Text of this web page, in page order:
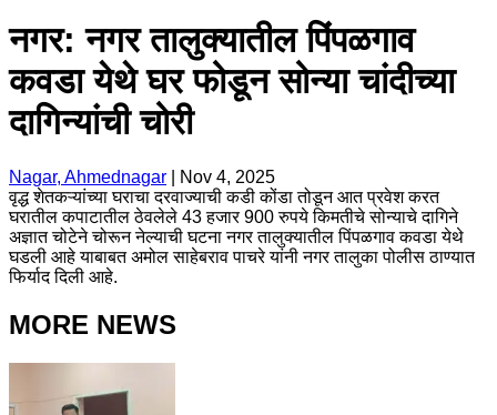
नगर: नगर तालुक्यातील पिंपळगाव
कवडा येथे घर फोडून सोन्या चांदीच्या
दागिन्यांची चोरी
Nagar, Ahmednagar
Nov 4, 2025
वृद्ध शेतकऱ्यांच्या घराचा दरवाज्याची कडी कोंडा तोडून आत प्रवेश करत
घरातील कपाटातील ठेवलेले 43 हजार 900 रुपये किमतीचे सोन्याचे दागिने
अज्ञात चोटेने चोरून नेल्याची घटना नगर तालुक्यातील पिंपळगाव कवडा येथे
घडली आहे याबाबत अमोल साहेबराव पाचरे यांनी नगर तालुका पोलीस ठाण्यात
फिर्याद दिली आहे.
MORE NEWS